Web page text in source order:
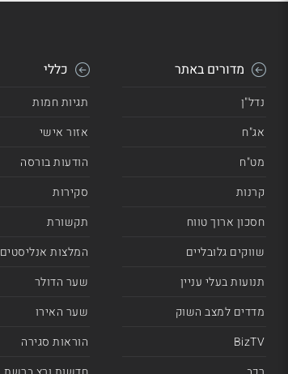
מדורים באתר
נדל"ן
אג"ח
מט"ח
קרנות
חסכון ארוך טווח
שווקים גלובליים
תנועות בעלי עניין
מדדים למצב השוק
BizTV
כללי
תגיות חמות
אזור אישי
הודעות בורסה
סקירות
תקשורת
המלצות אנליסטים
שער הדולר
שער האירו
הוראות סגירה